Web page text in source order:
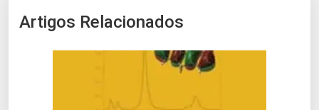
Artigos Relacionados